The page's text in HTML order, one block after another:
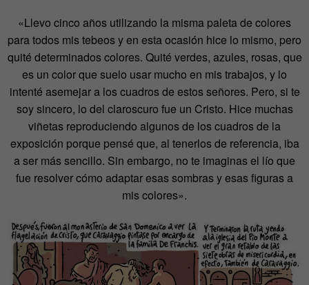
«Llevo cinco años utilizando la misma paleta de colores
para todos mis tebeos y en esta ocasión hice lo mismo, pero
quité determinados colores. Quité verdes, azules, rosas, que
es un color que suelo usar mucho en mis trabajos, y lo
intenté asemejar a los cuadros de estos señores. Pero, si te
soy sincero, lo del claroscuro fue un Cristo. Hice muchas
viñetas reproduciendo algunos de los cuadros de la
exposición porque pensé que, al tenerlos de referencia, iba
a ser más sencillo. Sin embargo, no te imaginas el lío que
fue resolver cómo adaptar esas sombras y esas figuras a
mis colores».